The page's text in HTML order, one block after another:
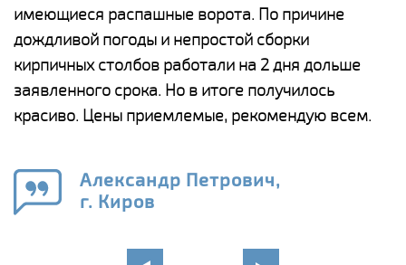
имеющиеся распашные ворота. По причине
дождливой погоды и непростой сборки
кирпичных столбов работали на 2 дня дольше
заявленного срока. Но в итоге получилось
красиво. Цены приемлемые, рекомендую всем.
Александр Петрович,
г. Киров